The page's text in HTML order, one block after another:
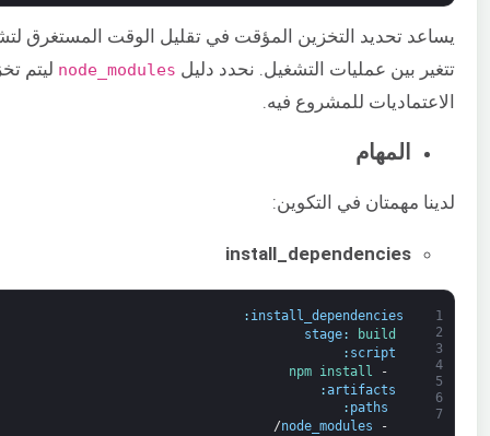
يساعد تحديد التخزين المؤقت في تقليل الوقت المستغرق
تتغير بين عمليات التشغيل. نحدد دليل node_modules ليتم
الاعتماديات للمشروع فيه.
المهام
لدينا مهمتان في التكوين:
install_dependencies
1
2
3
4
5
6
7
install_dependencies
:
stage:
build
script
:
-
npm install
artifacts
:
paths
:
-
node_modules
/